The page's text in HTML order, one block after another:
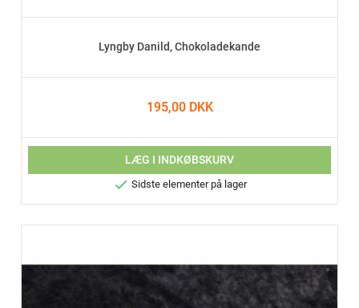
Lyngby Danild, Chokoladekande
195,00 DKK
LÆG I INDKØBSKURV
 Sidste elementer på lager